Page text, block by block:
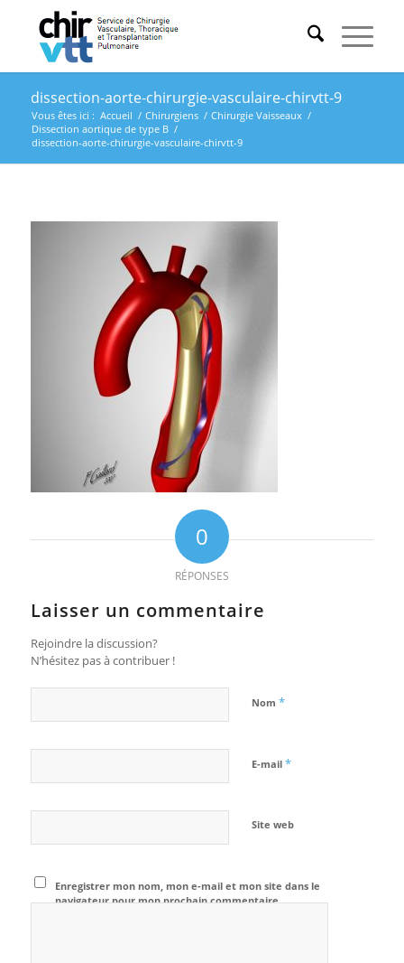
dissection-aorte-chirurgie-vasculaire-chirvtt-9
Vous êtes ici : Accueil / Chirurgiens / Chirurgie Vaisseaux /
Dissection aortique de type B /
dissection-aorte-chirurgie-vasculaire-chirvtt-9
0
RÉPONSES
Laisser un commentaire
Rejoindre la discussion?
N’hésitez pas à contribuer !
Nom *
E-mail *
Site web
Enregistrer mon nom, mon e-mail et mon site dans le
navigateur pour mon prochain commentaire.